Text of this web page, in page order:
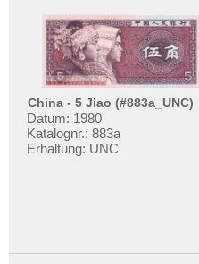
China - 5 Jiao (#883a_UNC)
Datum: 1980
Katalognr.: 883a
Erhaltung: UNC